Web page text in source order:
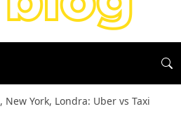
York, Londra: Uber vs Taxi